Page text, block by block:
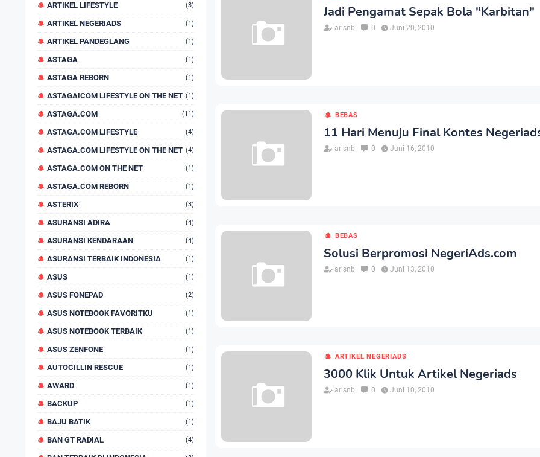
ARTIKEL LIFESTYLE (3)
ARTIKEL NEGERIADS (1)
ARTIKEL PANDEGLANG (1)
ASTAGA (1)
ASTAGA REBORN (1)
ASTAGA!COM LIFESTYLE ON THE NET (1)
ASTAGA.COM (11)
ASTAGA.COM LIFESTYLE (4)
ASTAGA.COM LIFESTYLE ON THE NET (4)
ASTAGA.COM ON THE NET (1)
ASTAGA.COM REBORN (1)
ASTERIX (3)
ASURANSI ADIRA (4)
ASURANSI KENDARAAN (4)
ASURANSI TERBAIK INDONESIA (1)
ASUS (1)
ASUS FONEPAD (2)
ASUS NOTEBOOK FAVORITKU (1)
ASUS NOTEBOOK TERBAIK (1)
ASUS ZENFONE (1)
AUTOCILLIN RESCUE (1)
AWARD (1)
BACKUP (1)
BAJU BATIK (1)
BAN GT RADIAL (4)
Jadi Pengamat Sepak Bola "Karbitan"
arisnb 0 Juni 20, 2010
BEBAS
11 Hari Menuju Final Kontes
arisnb 0 Juni 16, 2010
BEBAS
Solusi Berpromosi NegeriAds.com
arisnb 0 Juni 13, 2010
ARTIKEL NEGERIADS
3000 Klik Untuk Artikel Negeriads
arisnb 0 Juni 10, 2010